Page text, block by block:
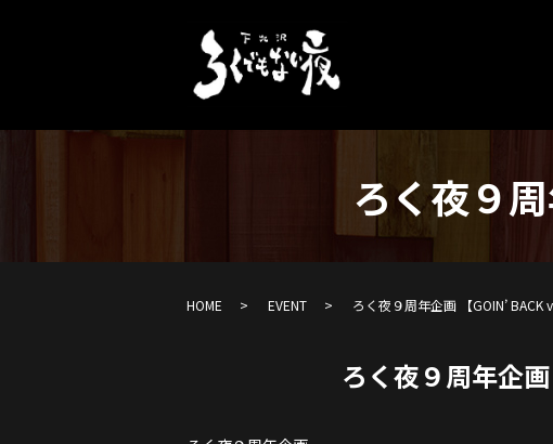
ろく夜９
HOME EVENT ろく夜９周年企画 【GOIN’ BACK
ろく夜９周年企